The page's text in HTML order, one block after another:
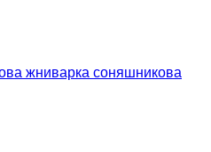
жниварка соняшникова